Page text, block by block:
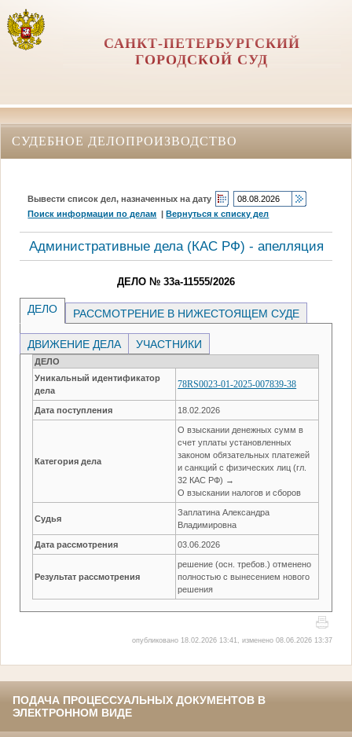
САНКТ-ПЕТЕРБУРГСКИЙ
ГОРОДСКОЙ СУД
СУДЕБНОЕ ДЕЛОПРОИЗВОДСТВО
Вывести список дел, назначенных на дату
Поиск информации по делам |Вернуться к списку дел
Административные дела (КАC РФ) - апелляция
ДЕЛО № 33а-11555/2026
ДЕЛО РАССМОТРЕНИЕ В НИЖЕСТОЯЩЕМ СУДЕ
ДВИЖЕНИЕ ДЕЛА УЧАСТНИКИ
ДЕЛО
Уникальный идентификатор
дела
78RS0023-01-2025-007839-38
Дата поступления 18.02.2026
Категория дела
О взыскании денежных сумм в
счет уплаты установленных
законом обязательных платежей
и санкций с физических лиц (гл.
32 КАС РФ) →
О взыскании налогов и сборов
Судья
Заплатина Александра
Владимировна
Дата рассмотрения 03.06.2026
Результат рассмотрения
решение (осн. требов.) отменено
полностью с вынесением нового
решения
опубликовано 18.02.2026 13:41, изменено 08.06.2026 13:37
ПОДАЧА ПРОЦЕССУАЛЬНЫХ ДОКУМЕНТОВ В
ЭЛЕКТРОННОМ ВИДЕ